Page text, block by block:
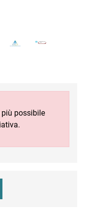
possibile